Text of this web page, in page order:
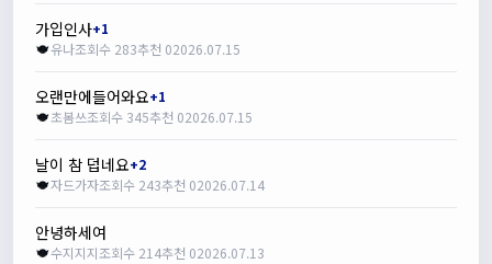
가입인사+1
유나조회수 283추천 02026.07.15
오랜만에들어와요+1
초봄쓰조회수 345추천 02026.07.15
날이 참 덥네요+2
자드가자조회수 243추천 02026.07.14
안녕하세여
수지지지조회수 214추천 02026.07.13